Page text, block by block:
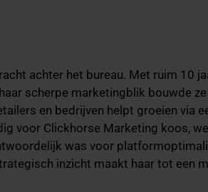
achter het bureau. Met ruim 10
scherpe marketingblik bouwde
en bedrijven helpt groeien via
voor Clickhorse Marketing koos,
was voor
inzicht maakt haar tot een